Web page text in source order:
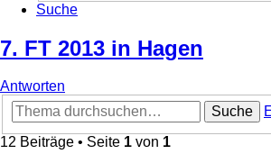
Suche
7. FT 2013 in Hagen
Antworten
Suche
12 Beiträge • Seite 1 von 1